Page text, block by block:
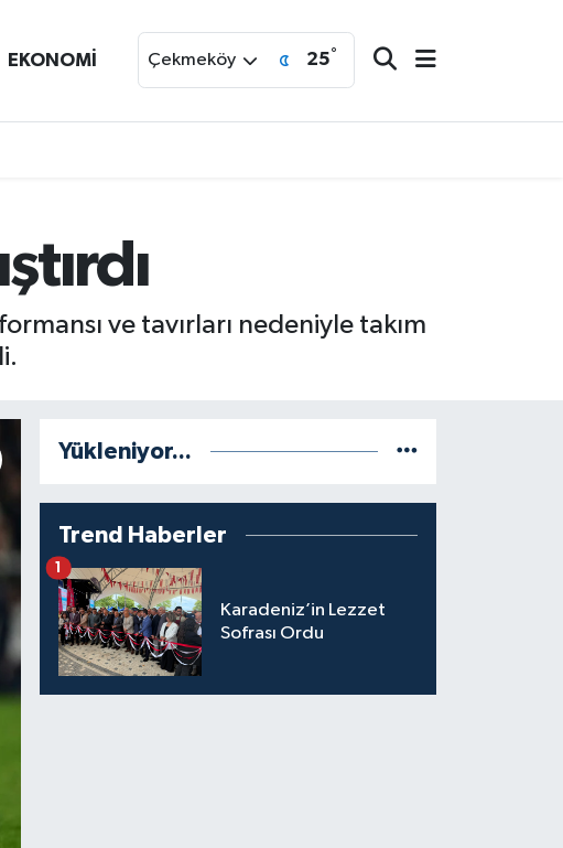
EKONOMİ Çekmeköy 25°
ve tavırları nedeniyle takım
Yükleniyor...
Trend Haberler
Karadeniz’in Lezzet
Sofrası Ordu
1